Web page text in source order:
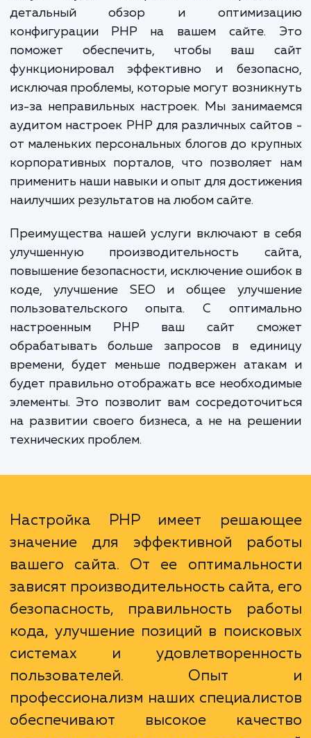
разработчики, особенно если они не
глубоких знаний в области PHP.
Услуга "Аудит настроек PHP"
детальный обзор и
конфигурации PHP на вашем сайте.
поможет обеспечить, чтобы ваш
функционировал эффективно и
из-за неправильных настроек. Мы
от маленьких персональных блогов до
корпоративных порталов, что позволяет
применить наши навыки и опыт для
наилучших результатов на любом сайте.
Преимущества нашей услуги включают в
улучшенную производительность
повышение безопасности, исключение
коде, улучшение SEO и общее
пользовательского опыта. С
настроенным PHP ваш сайт
элементы. Это позволит вам
на развитии своего бизнеса, а не на
технических проблем.
Настройка PHP имеет
значение для эффективной
вашего сайта. От ее
зависят производительность сайта,